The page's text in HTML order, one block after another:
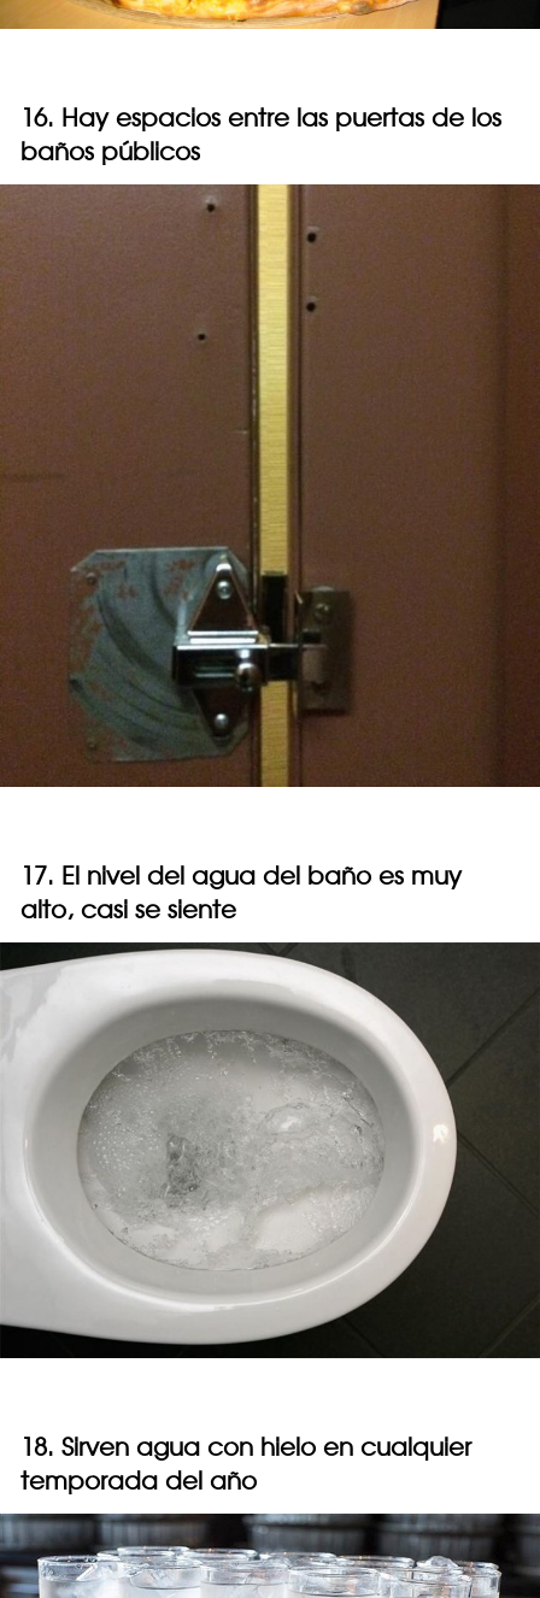
16. Hay espacios entre las puertas de los
baños públicos
17. El nivel del agua del baño es muy
alto, casi se siente
18. Sirven agua con hielo en cualquier
temporada del año